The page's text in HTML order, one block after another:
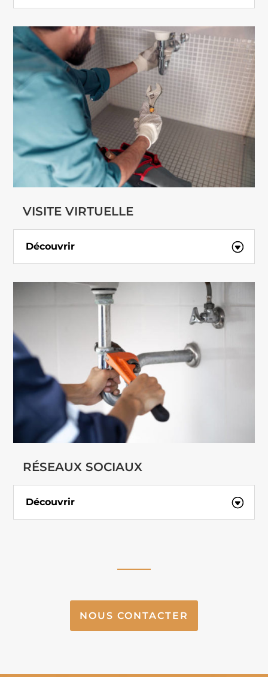
VISITE VIRTUELLE
Découvrir
RÉSEAUX SOCIAUX
Découvrir
NOUS CONTACTER